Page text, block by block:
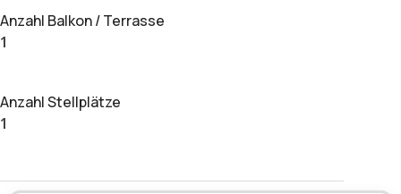
Anzahl Balkon / Terrasse
1
Anzahl Stellplätze
1